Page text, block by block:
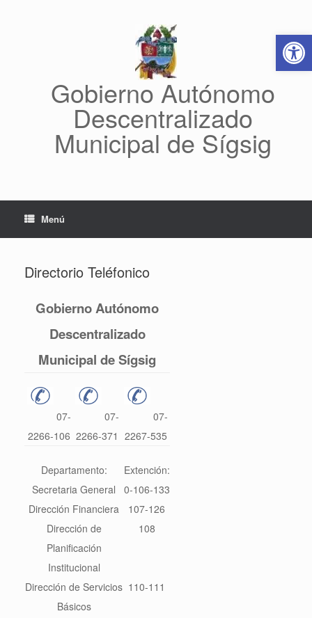
Abrir
Gobierno Autónomo
Descentralizado
Municipal de Sígsig
Menú
Directorio Teléfonico
Gobierno Autónomo
Descentralizado
Municipal de Sígsig
07-
2266-106
07-
2266-371
07-
2267-535
Departamento:
Extención:
Secretaria General
0-106-133
Dirección Financiera
107-126
Dirección de
Planificación
Institucional
108
Dirección de Servicios
Básicos
110-111